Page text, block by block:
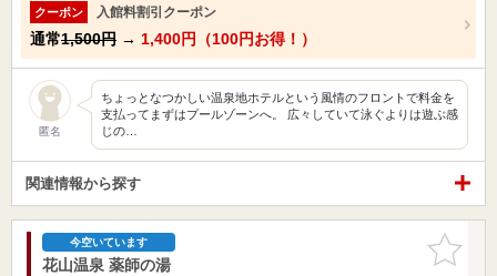
クーポン 入館料割引クーポン
通常1,500円 → 1,400円（100円お得！）
匿名
ちょっとなつかしい温泉地ホテルという風情のフロントで料金を
支払ってまずはプールゾーンへ。 広々していて泳ぐよりは遊ぶ感
じの…
関連情報から探す
お気に入
りに追加
今空いています
花山温泉 薬師の湯